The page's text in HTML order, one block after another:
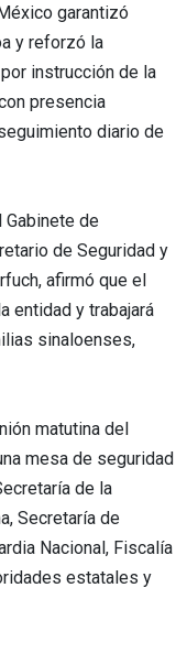
garantizó
y reforzó la
instrucción de la
presencia
diario de
Gabinete de
de Seguridad y
afirmó que el
entidad y trabajará
sinaloenses,
matutina del
mesa de seguridad
de la
Secretaría de
Nacional, Fiscalía
estatales y